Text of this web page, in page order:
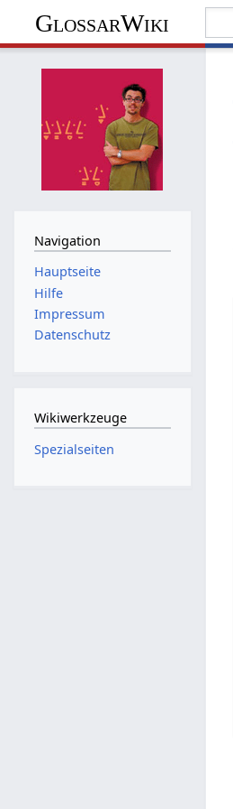
GlossarWiki
Navigation
Hauptseite
Hilfe
Impressum
Datenschutz
Wikiwerkzeuge
Spezialseiten